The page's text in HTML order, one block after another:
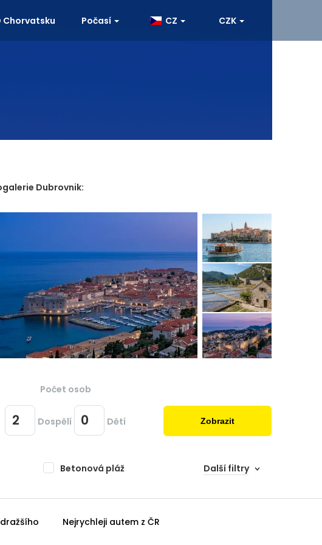
Chorvatsku Počasí CZ CZK
Dubrovnik:
Počet osob
Dospělí Dětí Zobrazit
Betonová pláž Další filtry
Nejrychleji autem z ČR